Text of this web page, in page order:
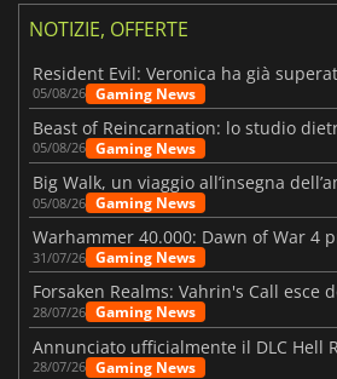
NOTIZIE, OFFERTE
05/08/26 Gaming News
05/08/26 Gaming News
Big Walk, un viaggio all’insegna
05/08/26 Gaming News
31/07/26 Gaming News
28/07/26 Gaming News
28/07/26 Gaming News